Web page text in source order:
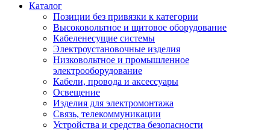
Каталог
Позиции без привязки к категории
Высоковольтное и щитовое оборудование
Кабеленесущие системы
Электроустановочные изделия
Низковольтное и промышленное
электрооборудование
Кабели, провода и аксессуары
Освещение
Изделия для электромонтажа
Связь, телекоммуникации
Устройства и средства безопасности